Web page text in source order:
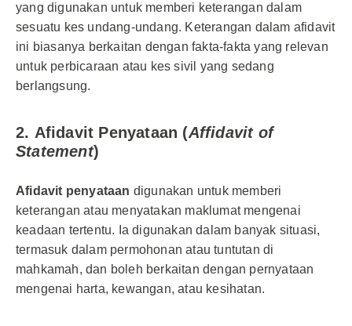
yang digunakan untuk memberi keterangan dalam
sesuatu kes undang-undang. Keterangan dalam afidavit
ini biasanya berkaitan dengan fakta-fakta yang relevan
untuk perbicaraan atau kes sivil yang sedang
berlangsung.
2. Afidavit Penyataan (Affidavit of
Statement)
Afidavit penyataan digunakan untuk memberi
keterangan atau menyatakan maklumat mengenai
keadaan tertentu. Ia digunakan dalam banyak situasi,
termasuk dalam permohonan atau tuntutan di
mahkamah, dan boleh berkaitan dengan pernyataan
mengenai harta, kewangan, atau kesihatan.